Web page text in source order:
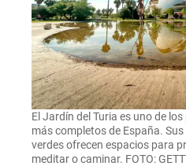
El Jardín del Turia es uno de
más completos de España.
verdes ofrecen espacios para
meditar o caminar. FOTO: